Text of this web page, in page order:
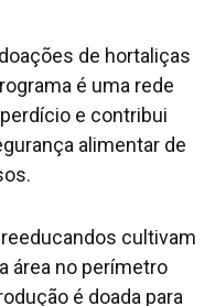
de hortaliças
é uma rede
e contribui
alimentar de
cultivam
área no perímetro
é doada para